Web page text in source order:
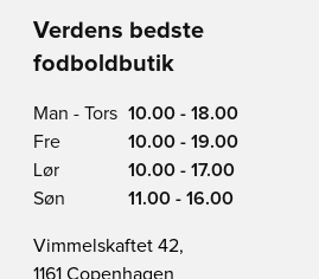
Verdens bedste
fodboldbutik
Man - Tors 10.00 - 18.00
Fre
10.00 - 19.00
Lør
10.00 - 17.00
Søn
11.00 - 16.00
Vimmelskaftet 42,
1161 Copenhagen